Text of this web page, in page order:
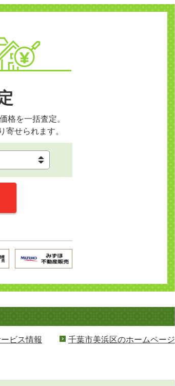
格を一括査定。
寄せられます。
ビス情報 千葉市美浜区のホームページ